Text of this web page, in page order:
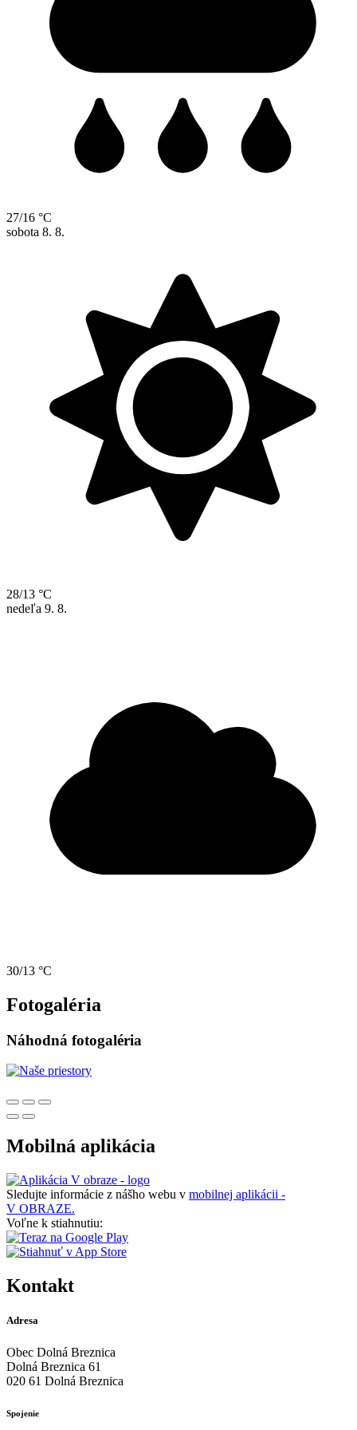
27/16 °C
sobota 8. 8.
28/13 °C
nedeľa 9. 8.
30/13 °C
Fotogaléria
Náhodná fotogaléria
Mobilná aplikácia
Sledujte informácie z nášho webu v mobilnej aplikácii -
V OBRAZE.
Voľne k stiahnutiu:
Kontakt
Adresa
Obec Dolná Breznica
Dolná Breznica 61
020 61 Dolná Breznica
Spojenie